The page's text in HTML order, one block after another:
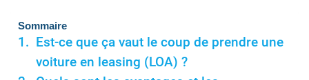
Sommaire
Est-ce que ça vaut le coup de prendre une
voiture en leasing (LOA) ?